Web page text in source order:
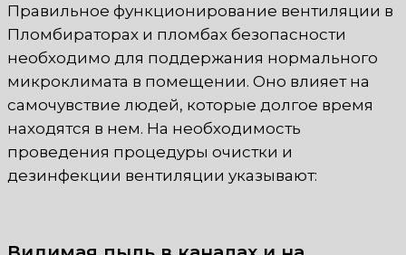
Правильное функционирование вентиляции в
Пломбираторах и пломбах безопасности
необходимо для поддержания нормального
микроклимата в помещении. Оно влияет на
самочувствие людей, которые долгое время
находятся в нем. На необходимость
проведения процедуры очистки и
дезинфекции вентиляции указывают: